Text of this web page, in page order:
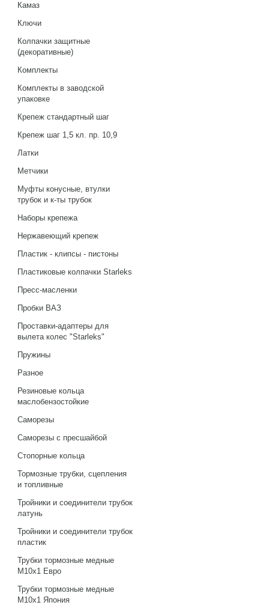
Камаз
Ключи
Колпачки защитные
(декоративные)
Комплекты
Комплекты в заводской
упаковке
Крепеж стандартный шаг
Крепеж шаг 1,5 кл. пр. 10,9
Латки
Метчики
Муфты конусные, втулки
трубок и к-ты трубок
Наборы крепежа
Нержавеющий крепеж
Пластик - клипсы - пистоны
Пластиковые колпачки Starleks
Пресс-масленки
Пробки ВАЗ
Проставки-адаптеры для
вылета колес "Starleks"
Пружины
Разное
Резиновые кольца
маслобензостойкие
Саморезы
Саморезы с пресшайбой
Стопорные кольца
Тормозные трубки, сцепления
и топливные
Тройники и соединители трубок
латунь
Тройники и соединители трубок
пластик
Трубки тормозные медные
М10х1 Евро
Трубки тормозные медные
М10х1 Япония